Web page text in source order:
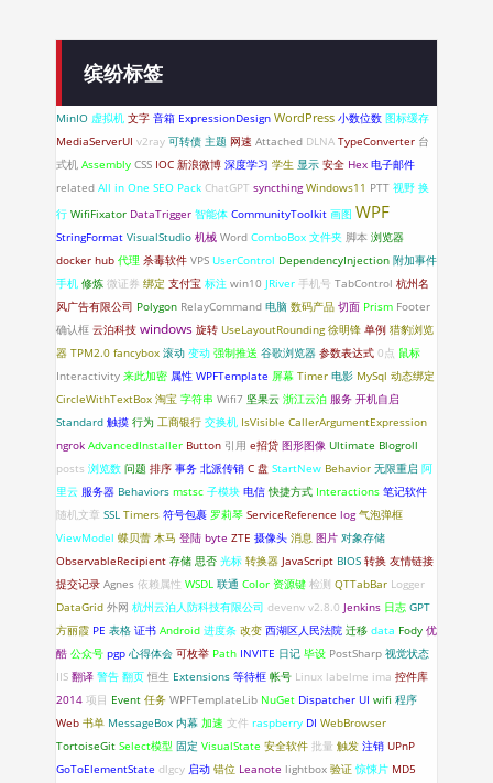
缤纷标签
MinIO 虚拟机 文字 音箱 ExpressionDesign WordPress 小数位数 图标缓存
MediaServerUI v2ray 可转债 主题 网速 Attached DLNA TypeConverter 台
式机 Assembly CSS IOC 新浪微博 深度学习 学生 显示 安全 Hex 电子邮件
related All in One SEO Pack ChatGPT syncthing Windows11 PTT 视野 换
行 WifiFixator DataTrigger 智能体 CommunityToolkit 画图 WPF
StringFormat VisualStudio 机械 Word ComboBox 文件夹 脚本 浏览器
docker hub 代理 杀毒软件 VPS UserControl DependencyInjection 附加事件
手机 修炼 微证券 绑定 支付宝 标注 win10 JRiver 手机号 TabControl 杭州名
风广告有限公司 Polygon RelayCommand 电脑 数码产品 切面 Prism Footer
确认框 云泊科技 windows 旋转 UseLayoutRounding 徐明锋 单例 猎豹浏览
器 TPM2.0 fancybox 滚动 变动 强制推送 谷歌浏览器 参数表达式 0点 鼠标
Interactivity 来此加密 属性 WPFTemplate 屏幕 Timer 电影 MySql 动态绑定
CircleWithTextBox 淘宝 字符串 Wifi7 坚果云 浙江云泊 服务 开机自启
Standard 触摸 行为 工商银行 交换机 IsVisible CallerArgumentExpression
ngrok AdvancedInstaller Button 引用 e招贷 图形图像 Ultimate Blogroll
posts 浏览数 问题 排序 事务 北派传销 C 盘 StartNew Behavior 无限重启 阿
里云 服务器 Behaviors mstsc 子模块 电信 快捷方式 Interactions 笔记软件
随机文章 SSL Timers 符号包裹 罗莉琴 ServiceReference log 气泡弹框
ViewModel 蝶贝蕾 木马 登陆 byte ZTE 摄像头 消息 图片 对象存储
ObservableRecipient 存储 思否 光标 转换器 JavaScript BIOS 转换 友情链接
提交记录 Agnes 依赖属性 WSDL 联通 Color 资源键 检测 QTTabBar Logger
DataGrid 外网 杭州云泊人防科技有限公司 devenv v2.8.0 Jenkins 日志 GPT
方丽霞 PE 表格 证书 Android 进度条 改变 西湖区人民法院 迁移 data Fody 优
酷 公众号 pgp 心得体会 可枚举 Path INVITE 日记 毕设 PostSharp 视觉状态
IIS 翻译 警告 翻页 恒生 Extensions 等待框 帐号 Linux labelme ima 控件库
2014 项目 Event 任务 WPFTemplateLib NuGet Dispatcher UI wifi 程序
Web 书单 MessageBox 内幕 加速 文件 raspberry DI WebBrowser
TortoiseGit Select模型 固定 VisualState 安全软件 批量 触发 注销 UPnP
GoToElementState dlgcy 启动 错位 Leanote lightbox 验证 惊悚片 MD5